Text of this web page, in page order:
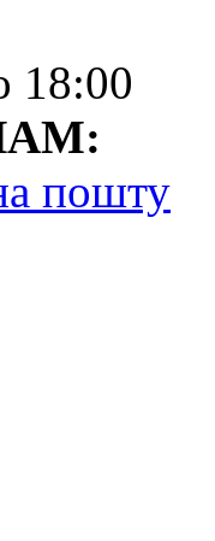
18:00
пошту